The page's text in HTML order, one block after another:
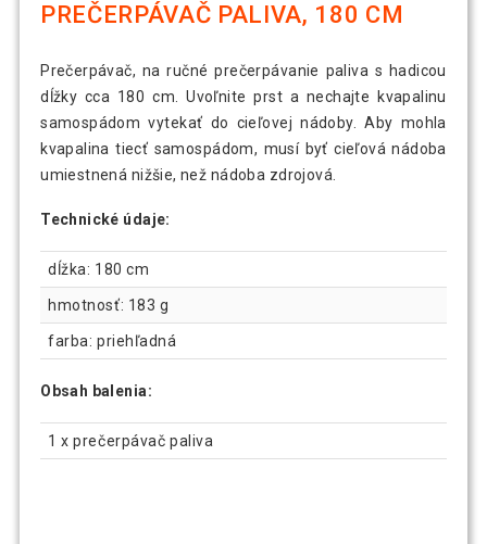
PREČERPÁVAČ PALIVA, 180 CM
Prečerpávač, na ručné prečerpávanie paliva s hadicou
dĺžky cca 180 cm. Uvoľnite prst a nechajte kvapalinu
samospádom vytekať do cieľovej nádoby. Aby mohla
kvapalina tiecť samospádom, musí byť cieľová nádoba
umiestnená nižšie, než nádoba zdrojová.
Technické údaje:
dĺžka: 180 cm
hmotnosť: 183 g
farba: priehľadná
Obsah balenia:
1 x prečerpávač paliva